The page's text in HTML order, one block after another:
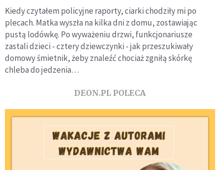
Kiedy czytałem policyjne raporty, ciarki chodziły mi po
plecach. Matka wyszła na kilka dni z domu, zostawiając
pustą lodówkę. Po wyważeniu drzwi, funkcjonariusze
zastali dzieci - cztery dziewczynki - jak przeszukiwały
domowy śmietnik, żeby znaleźć chociaż zgniłą skórkę
chleba do jedzenia…
DEON.PL POLECA